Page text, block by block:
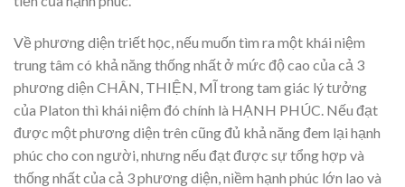
Về phương diện triết học, nếu muốn tìm ra một khái niệm
trung tâm có khả năng thống nhất ở mức độ cao của cả 3
phương diện CHÂN, THIỆN, MĨ trong tam giác lý tưởng
của Platon thì khái niệm đó chính là HẠNH PHÚC. Nếu đạt
được một phương diện trên cũng đủ khả năng đem lại hạnh
phúc cho con người, nhưng nếu đạt được sự tổng hợp và
thống nhất của cả 3 phương diện, niềm hạnh phúc lớn lao và